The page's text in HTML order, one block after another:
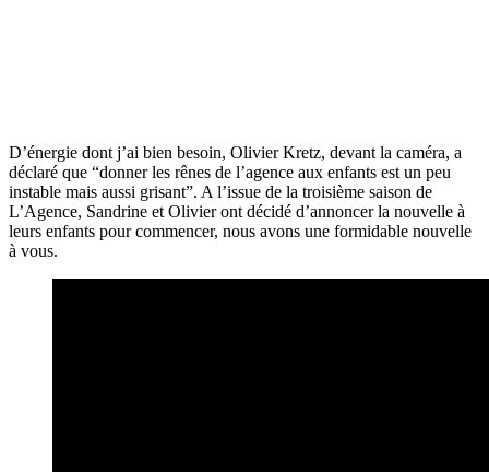
D’énergie dont j’ai bien besoin, Olivier Kretz, devant la caméra, a
déclaré que “donner les rênes de l’agence aux enfants est un peu
instable mais aussi grisant”. A l’issue de la troisième saison de
L’Agence, Sandrine et Olivier ont décidé d’annoncer la nouvelle à
leurs enfants pour commencer, nous avons une formidable nouvelle
à vous.